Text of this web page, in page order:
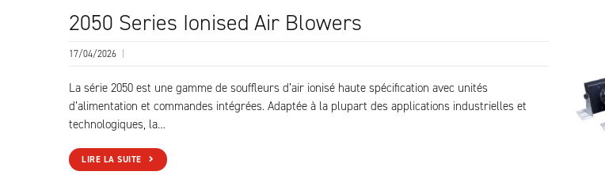
2050 Series Ionised Air Blowers
17/04/2026
La série 2050 est une gamme de souffleurs d’air ionisé haute spécification avec unités
d’alimentation et commandes intégrées. Adaptée à la plupart des applications industrielles et
technologiques, la…
LIRE LA SUITE